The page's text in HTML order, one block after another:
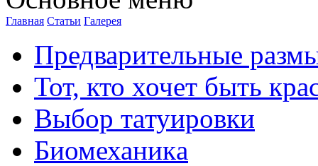
Главная Стaтьи Галерея
Предварительные
Тот, кто хочет быть
Выбор тaтуировки
Биомеханикa